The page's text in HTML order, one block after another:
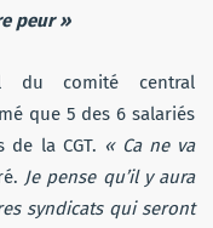
peur »
du comité central
que 5 des 6 salariés
la CGT. « Ca ne va
Je pense qu’il y aura
syndicats qui seront